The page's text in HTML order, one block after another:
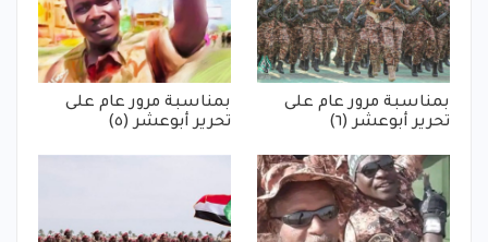
بمناسبة مرور عام على
تحرير أبوعشر (٦)
بمناسبة مرور عام على
تحرير أبوعشر (٥)